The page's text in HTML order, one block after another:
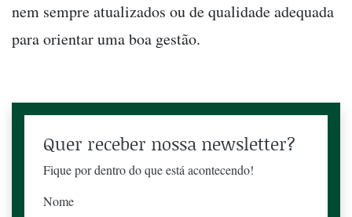
nem sempre atualizados ou de qualidade adequada
para orientar uma boa gestão.
Quer receber nossa newsletter?
Fique por dentro do que está acontecendo!
Nome